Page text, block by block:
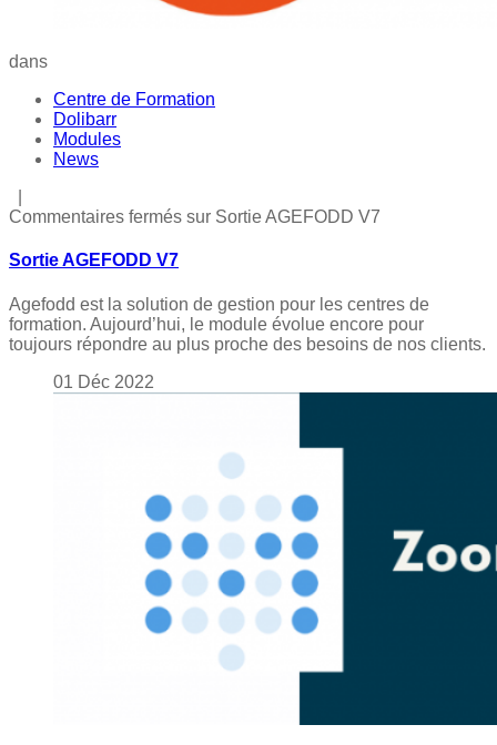
dans
Centre de Formation
Dolibarr
Modules
News
Commentaires fermés sur Sortie AGEFODD V7
Sortie AGEFODD V7
Agefodd est la solution de gestion pour les centres de
formation. Aujourd’hui, le module évolue encore pour
toujours répondre au plus proche des besoins de nos clients.
01 Déc 2022